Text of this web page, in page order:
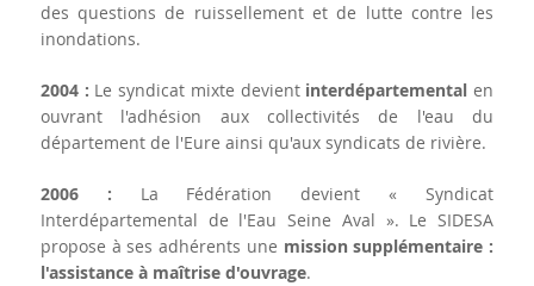
des questions de ruissellement et de lutte contre les
inondations.
2004 : Le syndicat mixte devientinterdépartemental en
ouvrant l'adhésion aux collectivités de l'eau du
département de l'Eure ainsi qu'aux syndicats de rivière.
2006 : La Fédération devient « Syndicat
Interdépartemental de l'Eau Seine Aval ». Le SIDESA
propose à ses adhérents une mission supplémentaire :
l'assistance à maîtrise d'ouvrage.